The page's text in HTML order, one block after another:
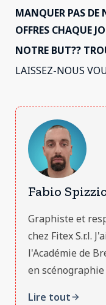
MANQUER PAS DE
OFFRES CHAQUE
NOTRE BUT??
LAISSEZ-NOUS
Fabio
Graphiste et
chez Fitex S.r.l.
l'Académie de
en
Lire toutarrow_forward